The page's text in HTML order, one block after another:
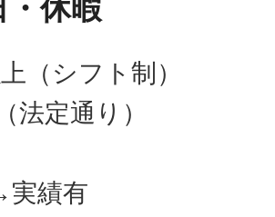
・休暇
（シフト制）
法定通り）
実績有